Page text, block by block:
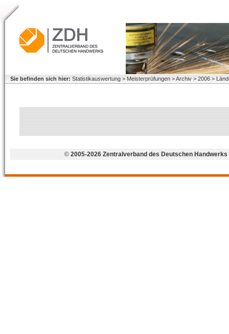
Sie befinden sich hier: Statistikauswertung > Meisterprüfungen > Archiv > 2006 >
© 2005-2026 Zentralverband des Deutschen Handwerks